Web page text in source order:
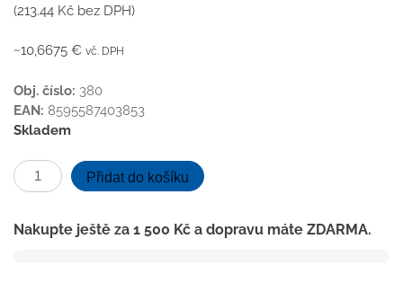
(213.44 Kč bez DPH)
~10,6675 € vč. DPH
Obj. číslo: 380
EAN: 8595587403853
Skladem
ND-
Mřížka
SUN
Přidat do košíku
Nakupte ještě za 1 500 Kč a dopravu máte ZDARMA.